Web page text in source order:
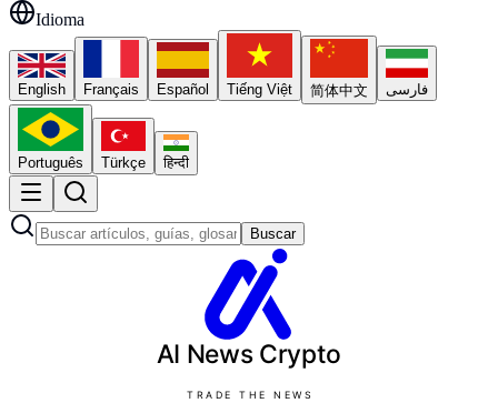
Idioma
English Français Español Tiếng Việt 简体中文 فارسی
Português Türkçe हिन्दी
Buscar
AI News Crypto
TRADE THE NEWS